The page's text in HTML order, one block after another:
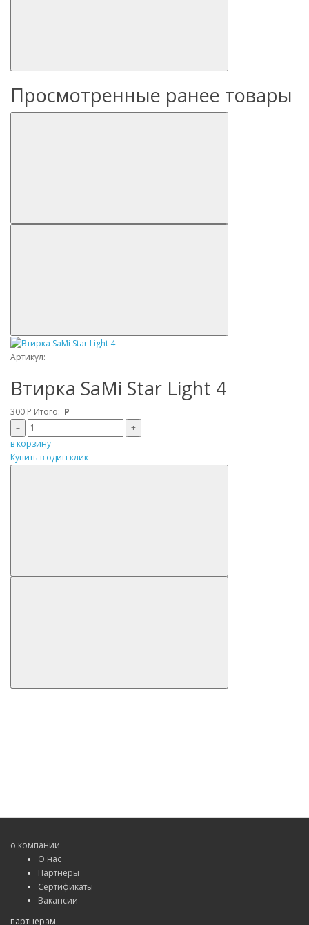
Просмотренные ранее товары
Артикул:
Втирка SaMi Star Light 4
300 Р Итого: Р
–
+
в корзину
Купить в один клик
о компании
О нас
Партнеры
Сертификаты
Вакансии
партнерам